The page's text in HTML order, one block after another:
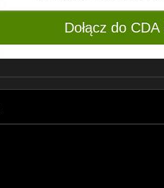
Dołącz do